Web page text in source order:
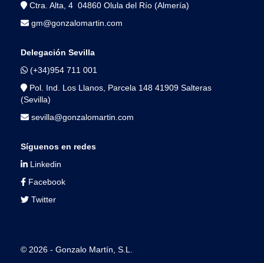
Ctra. Alta, 4 04860 Olula del Río (Almería)
gm@gonzalomartin.com
Delegación Sevilla
(+34)954 711 001
Pol. Ind. Los Llanos, Parcela 148 41909 Salteras
(Sevilla)
sevilla@gonzalomartin.com
Síguenos en redes
Linkedin
Facebook
Twitter
© 2026 - Gonzalo Martín, S.L.